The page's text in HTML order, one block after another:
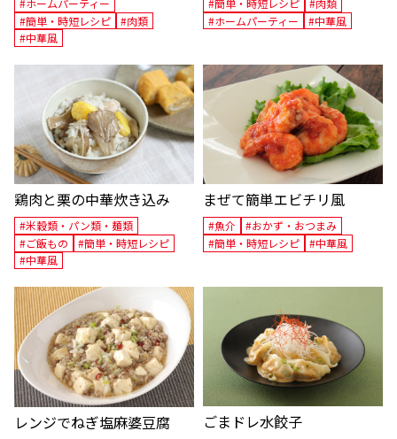
#ホームパーティー
#簡単・時短レシピ
#肉類
#中華風
#簡単・時短レシピ
#肉類
#ホームパーティー
#中華風
鶏肉と栗の中華炊き込み
#米穀類・パン類・麺類
#ご飯もの
#簡単・時短レシピ
#中華風
まぜて簡単エビチリ風
#魚介
#おかず・おつまみ
#簡単・時短レシピ
#中華風
レンジでねぎ塩麻婆豆腐 ごまドレ水餃子